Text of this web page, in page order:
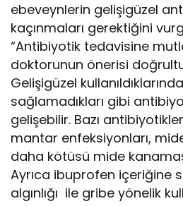
ebeveynlerin gelişigüzel
kaçınmaları gerektiğini
“Antibiyotik tedavisine
doktorunun önerisi
Gelişigüzel
sağlamadıkları gibi
gelişebilir. Bazı
mantar enfeksiyonları,
daha kötüsü mide
Ayrıca ibuprofen içeriğine
algınlığı ile gribe yönelik